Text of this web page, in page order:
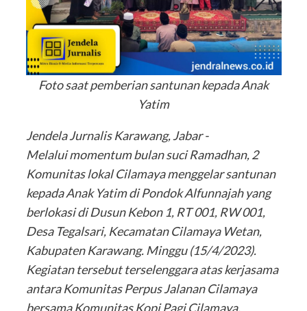
Foto saat pemberian santunan kepada Anak
Yatim
Jendela Jurnalis Karawang, Jabar -
Melalui momentum bulan suci Ramadhan, 2
Komunitas lokal Cilamaya menggelar santunan
kepada Anak Yatim di Pondok Alfunnajah yang
berlokasi di Dusun Kebon 1, RT 001, RW 001,
Desa Tegalsari, Kecamatan Cilamaya Wetan,
Kabupaten Karawang. Minggu (15/4/2023).
Kegiatan tersebut terselenggara atas kerjasama
antara Komunitas Perpus Jalanan Cilamaya
bersama Komunitas Kopi Pagi Cilamaya.